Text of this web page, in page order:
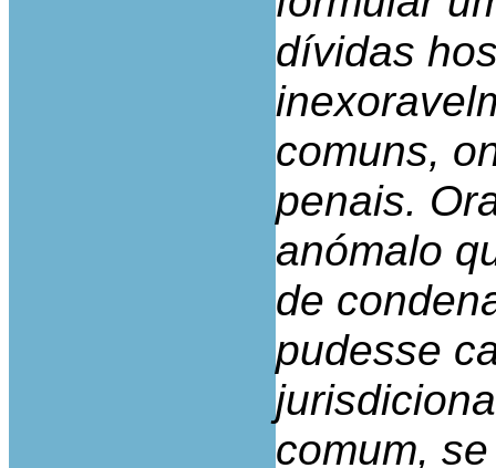
dívidas
comuns,
penais.
anómalo
de
pudesse
comum,